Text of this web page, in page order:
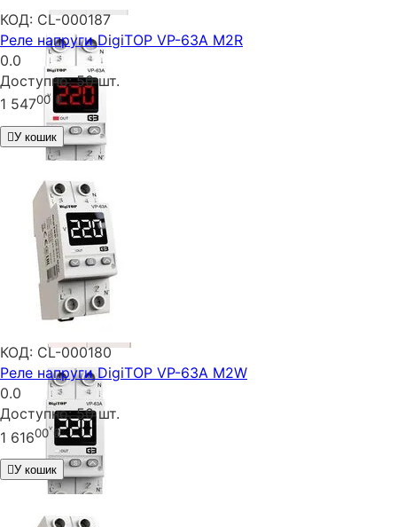
КОД: CL-000187
Реле напруги DigiTOP VP-63A M2R
0.0
Доступно: 50 шт.
1 54700 ₴
У кошик
КОД: CL-000180
Реле напруги DigiTOP VP-63A M2W
0.0
Доступно: 50 шт.
1 61600 ₴
У кошик